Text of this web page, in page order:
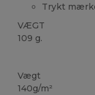
Trykt
VÆGT
109 g.
Vægt
140g/m²